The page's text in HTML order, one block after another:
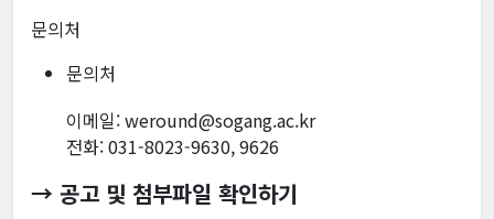
문의처
문의처
이메일: weround@sogang.ac.kr
전화: 031-8023-9630, 9626
→ 공고 및 첨부파일 확인하기